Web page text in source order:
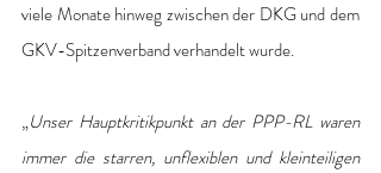
viele Monate hinweg zwischen der DKG und dem
GKV-Spitzenverband verhandelt wurde.
„Unser Hauptkritikpunkt an der PPP-RL waren
immer die starren, unflexiblen und kleinteiligen